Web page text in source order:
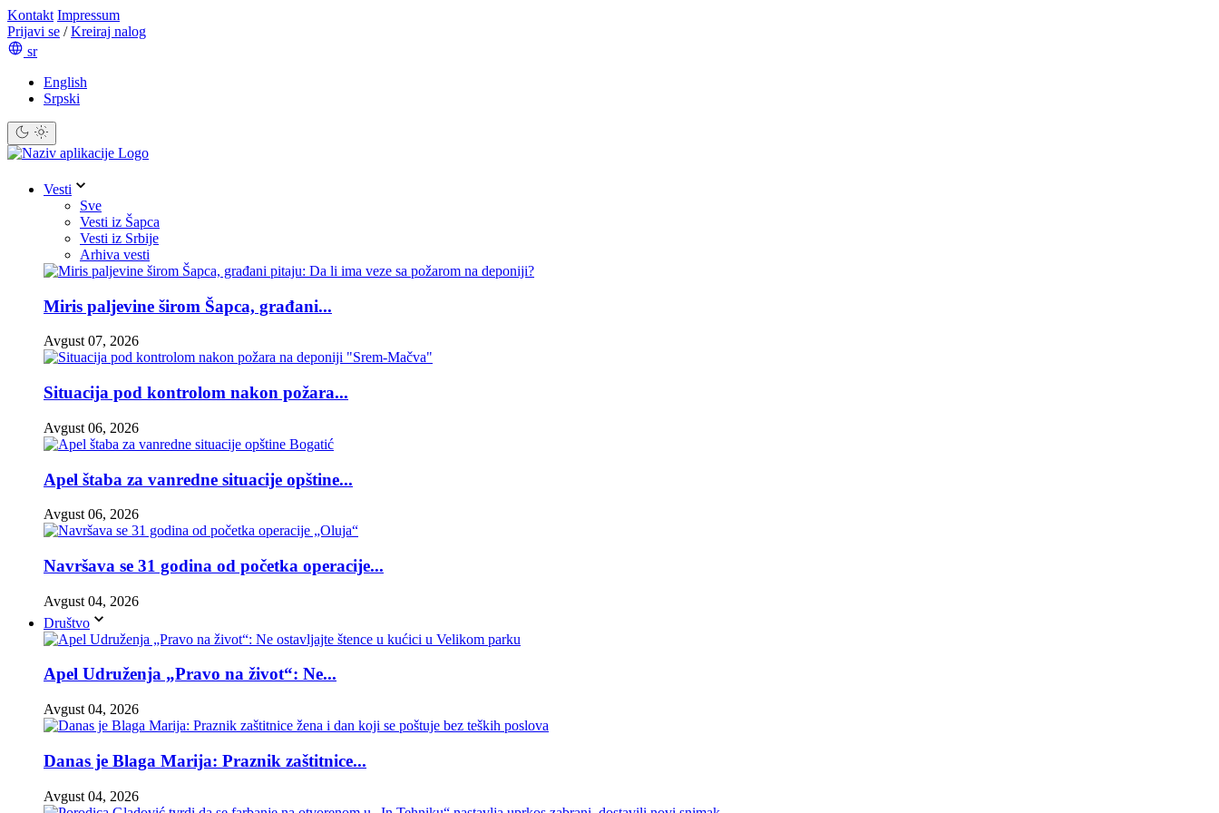
Kontakt Impressum
Prijavi se / Kreiraj nalog
sr
English
Srpski
Vesti
Sve
Vesti iz Šapca
Vesti iz Srbije
Arhiva vesti
Miris paljevine širom Šapca, građani...
Avgust 07, 2026
Situacija pod kontrolom nakon požara...
Avgust 06, 2026
Apel štaba za vanredne situacije opštine...
Avgust 06, 2026
Navršava se 31 godina od početka operacije...
Avgust 04, 2026
Društvo
Apel Udruženja „Pravo na život“: Ne...
Avgust 04, 2026
Danas je Blaga Marija: Praznik zaštitnice...
Avgust 04, 2026